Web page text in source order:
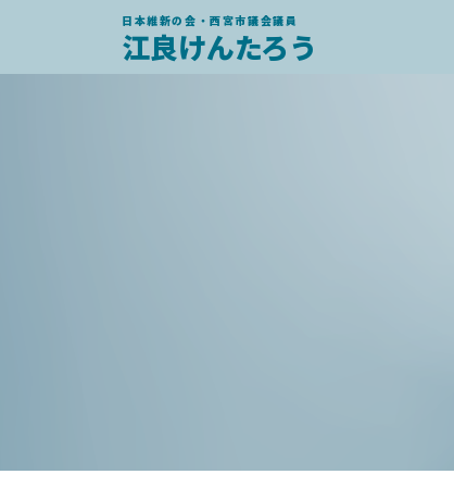
日本維新の会・西宮市議会議員
江良けんたろう